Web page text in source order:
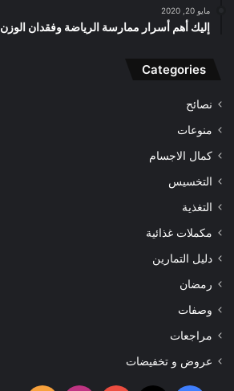
مايو 20, 2020
إليك أهم أسرار ممارسة الرياضة وفقدان الوزن
Categories
نصائح
منوعات
كمال الاجسام
التخسيس
التغذية
مكملات غذائية
دليل التمارين
رمضان
وصفات
مراجعات
عروض و تخفيضات